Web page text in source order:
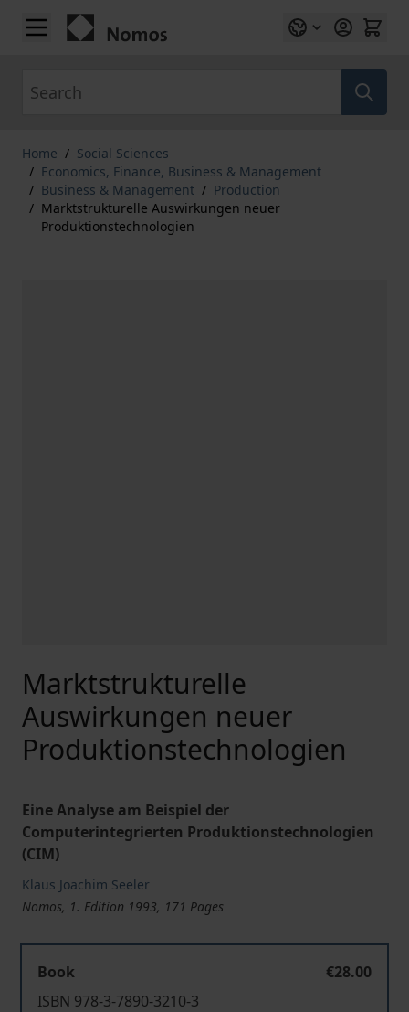
Skip to Content
Home / Social Sciences
/ Economics, Finance, Business & Management
/ Business & Management / Production
/ Marktstrukturelle Auswirkungen neuer
Produktionstechnologien
Marktstrukturelle
Auswirkungen neuer
Produktionstechnologien
Eine Analyse am Beispiel der
Computerintegrierten Produktionstechnologien
(CIM)
Klaus Joachim Seeler
Nomos, 1. Edition 1993, 171 Pages
Book
€28.00
ISBN 978-3-7890-3210-3